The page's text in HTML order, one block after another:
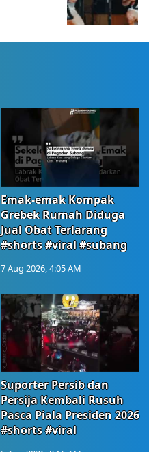
Emak-emak Kompak
Grebek Rumah Diduga
Jual Obat Terlarang
#shorts #viral #subang
7 Aug 2026, 4:05 AM
Suporter Persib dan
Persija Kembali Rusuh
Pasca Piala Presiden 2026
#shorts #viral